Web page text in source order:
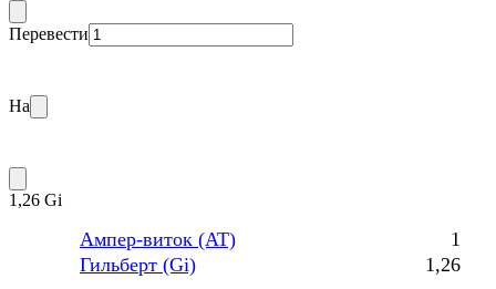
Перевести
На
1,26 Gi
Ампер-виток (AT)
1
Гильберт (Gi)
1,26